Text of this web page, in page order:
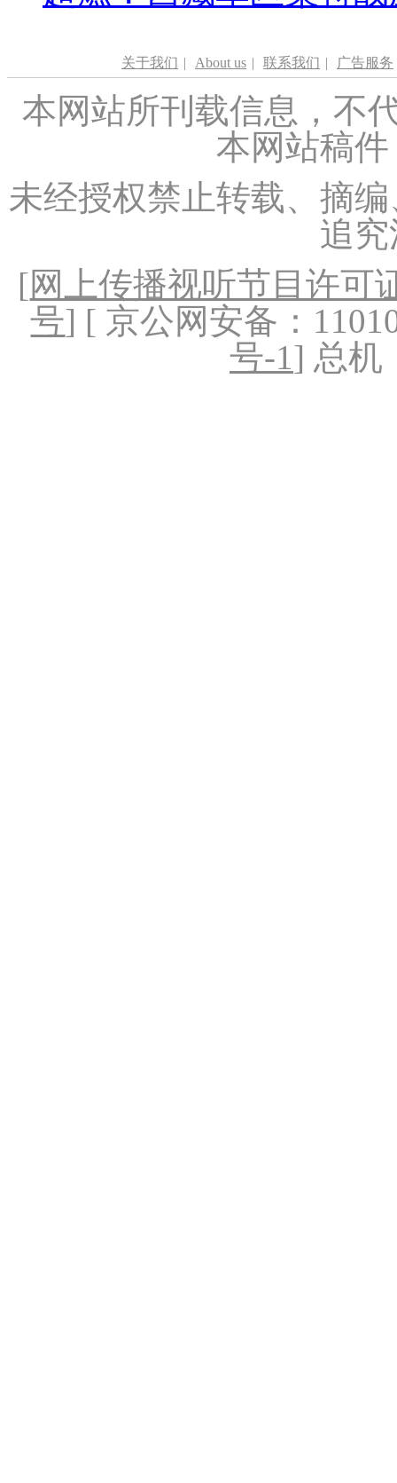
关于我们 | About us | 联系我们 | 广告服务
本网站所刊载信息，不
本网站稿
未经授权禁止转载、摘
追
[网上传播视听节目许可
号] [ 京公网安备：
号-1] 总机